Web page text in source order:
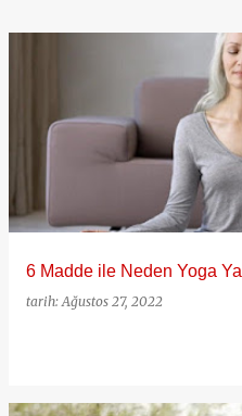
6 Madde ile Neden Yoga
tarih:Ağustos 27, 2022